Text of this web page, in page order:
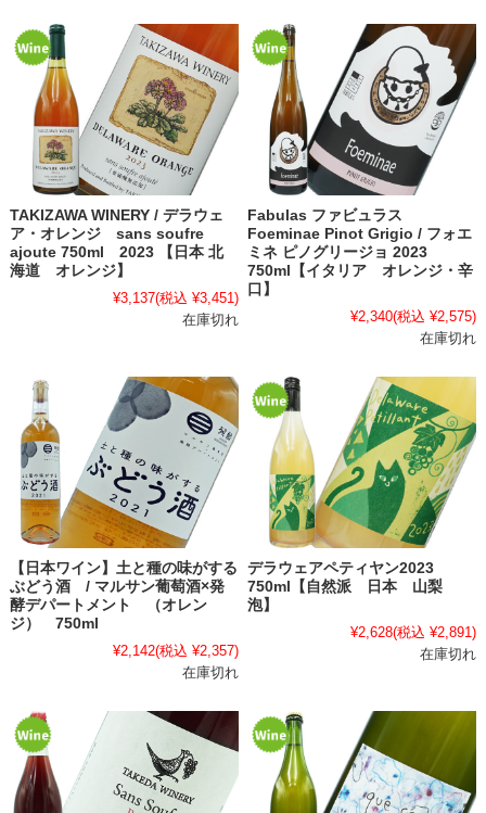
TAKIZAWA WINERY / デラウェ
ア・オレンジ sans soufre
ajoute 750ml 2023 【日本 北
海道 オレンジ】
¥3,137(税込 ¥3,451)
在庫切れ
Fabulas ファビュラス
Foeminae Pinot Grigio / フォエ
ミネ ピノグリージョ 2023
750ml【イタリア オレンジ・辛
口】
¥2,340(税込 ¥2,575)
在庫切れ
【日本ワイン】土と種の味がする
ぶどう酒 / マルサン葡萄酒×発
酵デパートメント （オレン
ジ） 750ml
¥2,142(税込 ¥2,357)
在庫切れ
デラウェアペティヤン2023
750ml【自然派 日本 山梨
泡】
¥2,628(税込 ¥2,891)
在庫切れ